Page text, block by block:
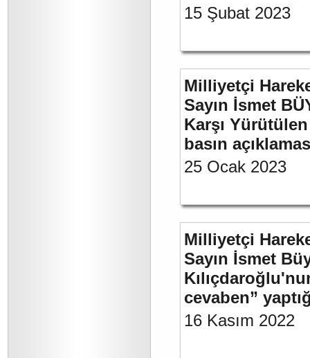
15 Şubat 2023
Milliyetçi
Sayın İsmet
Karşı Yürütülen
basın
25 Ocak 2023
Milliyetçi
Sayın İsmet
cevaben”
16 Kasım 2022